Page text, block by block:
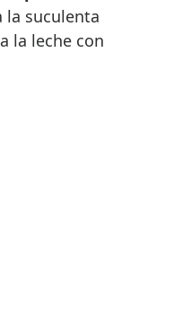
la suculenta
la leche con